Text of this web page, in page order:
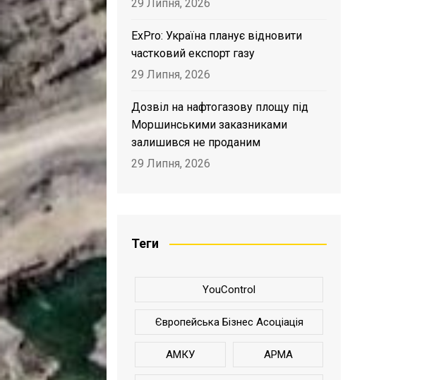
29 Липня, 2026
ExPro: Україна планує відновити
частковий експорт газу
29 Липня, 2026
Дозвіл на нафтогазову площу під
Моршинськими заказниками
залишився не проданим
29 Липня, 2026
Теги
YouControl
Європейська Бізнес Асоціація
АМКУ АРМА